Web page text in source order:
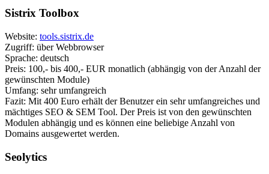
Sistrix Toolbox
Website: tools.sistrix.de
Zugriff: über Webbrowser
Sprache: deutsch
Preis: 100,- bis 400,- EUR monatlich (abhängig von der Anzahl der
gewünschten Module)
Umfang: sehr umfangreich
Fazit: Mit 400 Euro erhält der Benutzer ein sehr umfangreiches und
mächtiges SEO & SEM Tool. Der Preis ist von den gewünschten
Modulen abhängig und es können eine beliebige Anzahl von
Domains ausgewertet werden.
Seolytics